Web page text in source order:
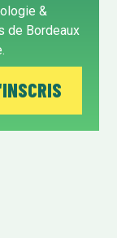
&
de Bordeaux